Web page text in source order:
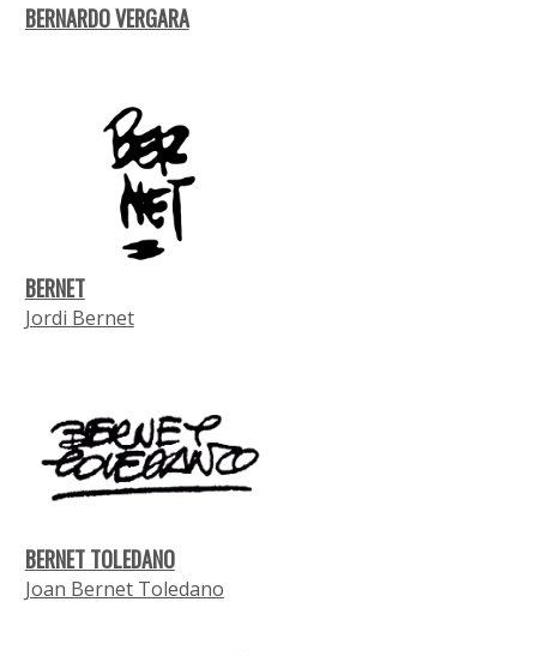
BERNARDO VERGARA
BERNET
Jordi Bernet
BERNET TOLEDANO
Joan Bernet Toledano